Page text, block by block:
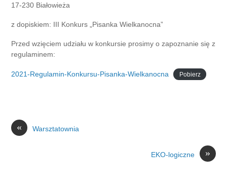
17-230 Białowieża
z dopiskiem: III Konkurs „Pisanka Wielkanocna”
Przed wzięciem udziału w konkursie prosimy o zapoznanie się z
regulaminem:
2021-Regulamin-Konkursu-Pisanka-Wielkanocna Pobierz
« Warsztatownia
»
EKO-logiczne